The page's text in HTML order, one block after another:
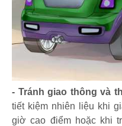
- Tránh giao thông và
tiết kiệm nhiên liệu khi
giờ cao điểm hoặc khi